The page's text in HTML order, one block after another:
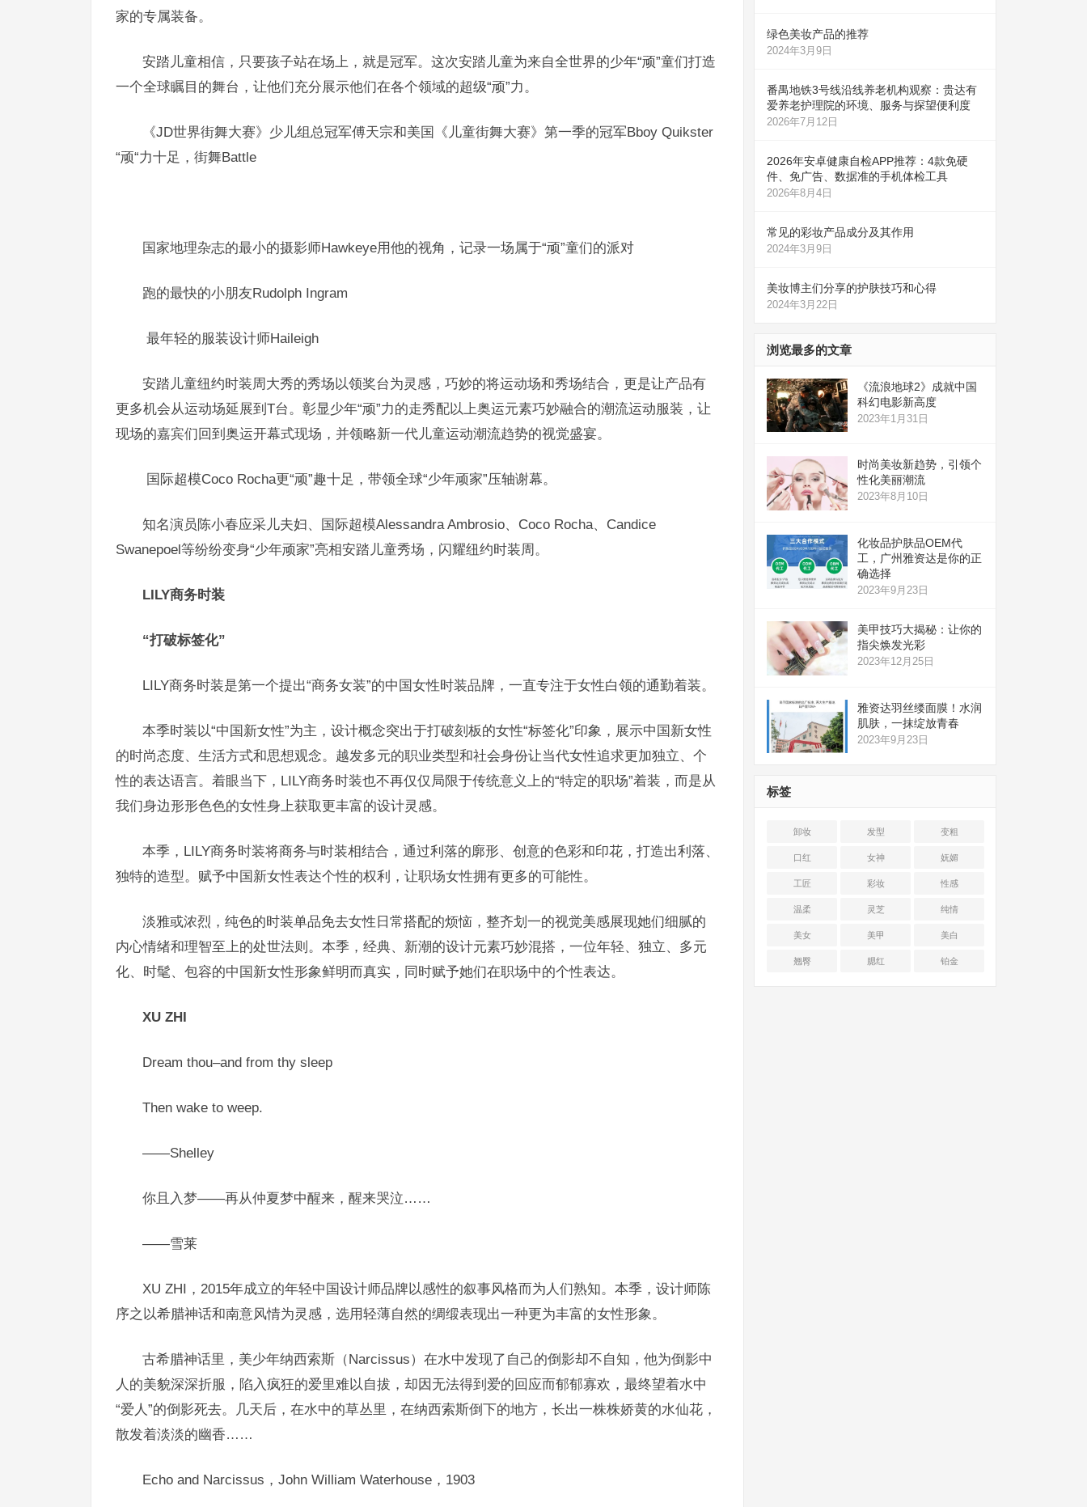
家的专属装备。
安踏儿童相信，只要孩子站在场上，就是冠军。 这次安踏儿童为来自全世界的少年“顽”童们打造
一个全球瞩目的舞台，让他们充分展示他们在各个领域的超级“顽”力 。
《JD世界街舞大赛》少儿组总冠军傅天宗和美国《儿童街舞大赛》第一季的冠军Bboy Quikster
“顽“力十足，街舞Battle
国家地理杂志的最小的摄影师Hawkeye用他的视角，记录一场属于“顽”童们的派对
跑的最快的小朋友Rudolph Ingram
最年轻的服装设计师Haileigh
安踏儿童纽约时装周大秀的秀场以领奖台为灵感，巧妙的将运动场和秀场结合，更是让产品有
更多机会从运动场延展到T台。 彰显少年“顽”力的走秀配以上奥运元素巧妙融合的潮流运动服装，让
现场的嘉宾们回到奥运开幕式现场，并领略新一代儿童运动潮流趋势的视觉盛宴。
国际超模Coco Rocha更“顽”趣十足，带领全球“少年顽家”压轴谢幕。
知名演员陈小春应采儿夫妇、国际超模Alessandra Ambrosio、 Coco Rocha、 Candice
Swanepoel等纷纷变身“少年顽家”亮相安踏儿童秀场，闪耀纽约时装周。
LILY商务时装
“打破标签化”
LILY商务时装是第一个提出“商务女装”的中国女性时装品牌，一直专注于女性白领的通勤着装。
本季时装以“中国新女性”为主，设计概念突出于打破刻板的女性“标签化”印象，展示中国新女性
的时尚态度、生活方式和思想观念。 越发多元的职业类型和社会身份让当代女性追求更加独立、个
性的表达语言。 着眼当下，LILY商务时装也不再仅仅局限于传统意义上的“特定的职场”着装，而是从
我们身边形形色色的女性身上获取更丰富的设计灵感。
本季，LILY商务时装将商务与时装相结合，通过利落的廓形、创意的色彩和印花，打造出利落、
独特的造型。赋予中国新女性表达个性的权利，让职场女性拥有更多的可能性。
淡雅或浓烈，纯色的时装单品免去女性日常搭配的烦恼，整齐划一的视觉美感展现她们细腻的
内心情绪和理智至上的处世法则。本季，经典、新潮的设计元素巧妙混搭，一位年轻、独立、多元
化、时髦、包容的中国新女性形象鲜明而真实，同时赋予她们在职场中的个性表达。
XU ZHI
Dream thou–and from thy sleep
Then wake to weep.
——Shelley
你且入梦——再从仲夏梦中醒来，醒来哭泣……
——雪莱
XU ZHI，2015年成立的年轻中国设计师品牌以感性的叙事风格而为人们熟知。本季，设计师陈
序之以希腊神话和南意风情为灵感，选用轻薄自然的绸缎表现出一种更为丰富的女性形象。
古希腊神话里，美少年纳西索斯（Narcissus）在水中发现了自己的倒影却不自知，他为倒影中
人的美貌深深折服，陷入疯狂的爱里难以自拔，却因无法得到爱的回应而郁郁寡欢，最终望着水中
“爱人”的倒影死去。几天后，在水中的草丛里，在纳西索斯倒下的地方，长出一株株娇黄的水仙花，
散发着淡淡的幽香……
Echo and Narcissus，John William Waterhouse，1903
绿色美妆产品的推荐
2024年3月9日
番禺地铁3号线沿线养老机构观察：贵达有
爱养老护理院的环境、服务与探望便利度
2026年7月12日
2026年安卓健康自检APP推荐：4款免硬
件、免广告、数据准的手机体检工具
2026年8月4日
常见的彩妆产品成分及其作用
2024年3月9日
美妆博主们分享的护肤技巧和心得
2024年3月22日
浏览最多的文章
《流浪地球2》成就中国
科幻电影新高度
2023年1月31日
时尚美妆新趋势，引领个
性化美丽潮流
2023年8月10日
化妆品护肤品OEM代
工，广州雅资达是你的正
确选择
2023年9月23日
美甲技巧大揭秘：让你的
指尖焕发光彩
2023年12月25日
雅资达羽丝缕面膜！水润
肌肤，一抹绽放青春
2023年9月23日
标签
卸妆 发型 变粗
口红 女神 妩媚
工匠 彩妆 性感
温柔 灵芝 纯情
美女 美甲 美白
翘臀 腮红 铂金